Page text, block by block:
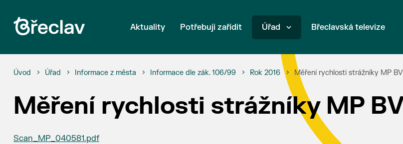
Aktuality Potřebuji zařídit Úřad Břeclavská televize
Úvod Úřad Informace z města Informace dle zák. 106/99 Rok 2016 Měření rychlosti strážníky MP
Měření rychlosti strážníky MP
Scan_MP_040581.pdf